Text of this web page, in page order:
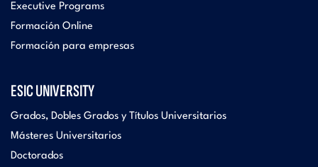
Executive Programs
Formación Online
Formación para empresas
ESIC UNIVERSITY
Grados, Dobles Grados y Títulos Universitarios
Másteres Universitarios
Doctorados